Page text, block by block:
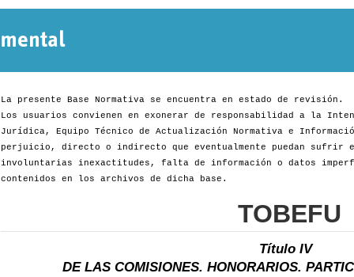
La presente Base Normativa se encuentra en estado de revisión.
Los usuarios convienen en exonerar de responsabilidad a la
Jurídica, Equipo Técnico de Actualización Normativa e
perjuicio, directo o indirecto que eventualmente puedan sufrir
involuntarias inexactitudes, falta de información o datos
contenidos en los archivos de dicha base.
TOBEFU
Título IV
DE LAS COMISIONES. HONORARIOS.